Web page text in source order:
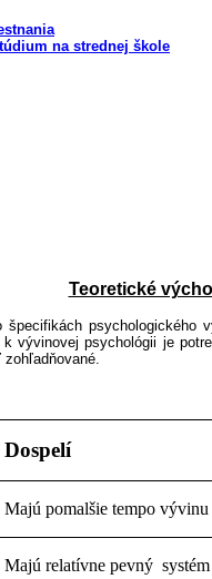
na strednej škole
Teoretické
vývinovej psychológii je
Dospelí
Majú pomalšie tempo vývinu
Majú relatívne pevný